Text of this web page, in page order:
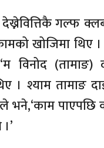
गल्फ
खोजिमा थिए
विनोद (तामाङ)
। श्याम तामाङ
भने,‘काम पाएपछि